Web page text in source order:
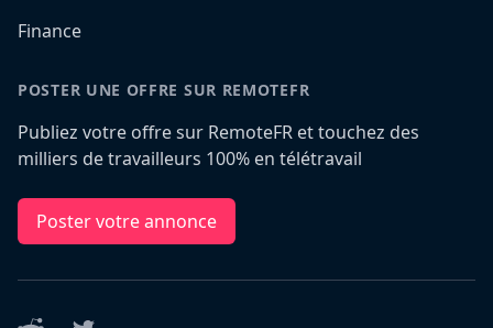
Finance
POSTER UNE OFFRE SUR REMOTEFR
Publiez votre offre sur RemoteFR et touchez des
milliers de travailleurs 100% en télétravail
Poster votre annonce